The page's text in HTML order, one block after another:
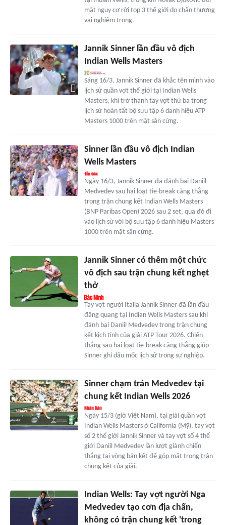
mặt nguy cơ rời top 3 thế giới do chấn thương
vai nghiêm trọng.
Jannik Sinner lần đầu vô địch
Indian Wells Masters
Sáng 16/3, Jannik Sinner đã khắc tên mình vào
lịch sử quần vợt thế giới tại Indian Wells
Masters, khi trở thành tay vợt thứ ba trong
lịch sử hoàn tất bộ sưu tập 6 danh hiệu ATP
Masters 1000 trên mặt sân cứng.
Sinner lần đầu vô địch Indian
Wells Masters
Ngày 16/3, Jannik Sinner đã đánh bại Daniil
Medvedev sau hai loạt tie-break căng thẳng
trong trận chung kết Indian Wells Masters
(BNP Paribas Open) 2026 sau 2 set, qua đó đi
vào lịch sử với bộ sưu tập 6 danh hiệu Masters
1000 trên mặt sân cứng.
Jannik Sinner có thêm một chức
vô địch sau trận chung kết nghẹt
thở
Tay vợt người Italia Jannik Sinner đã lần đầu
đăng quang tại Indian Wells Masters sau khi
đánh bại Daniil Medvedev trong trận chung
kết kịch tính của giải ATP Tour 2026. Chiến
thắng sau hai loạt tie-break căng thẳng giúp
Sinner ghi dấu mốc lịch sử trong sự nghiệp.
Sinner chạm trán Medvedev tại
chung kết Indian Wells 2026
Ngày 15/3 (giờ Việt Nam), tại giải quần vợt
Indian Wells Masters ở California (Mỹ), tay vợt
số 2 thế giới Jannik Sinner và tay vợt số 4 thế
giới Daniil Medvedev lần lượt giành chiến
thắng tại vòng bán kết để góp mặt trong trận
chung kết của giải.
Indian Wells: Tay vợt người Nga
Medvedev tạo cơn địa chấn,
không có trận chung kết 'trong